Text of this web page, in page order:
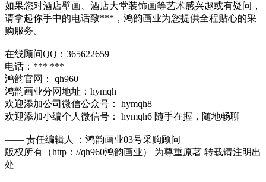
如果您对酒店壁画、酒店大堂装饰画等艺术感兴趣或有疑问，
请拿起你手中的电话致***，鸿韵画业为您提供全程贴心的采
购服务。
在线顾问QQ：365622659
电话：*** ***
鸿韵官网： qh960
鸿韵画业分网地址：hymqh
欢迎添加公司微信公众号： hymqh8
欢迎添加小编个人微信号： hymqh6 随手在握，随地畅聊
—— 责任编辑人 ：鸿韵画业03号采购顾问
版权所有（http：//qh960鸿韵画业） 为尊重原著 转载请注明出
处